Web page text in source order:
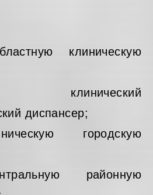
клиническую
клинический
диспансер;
городскую
районную